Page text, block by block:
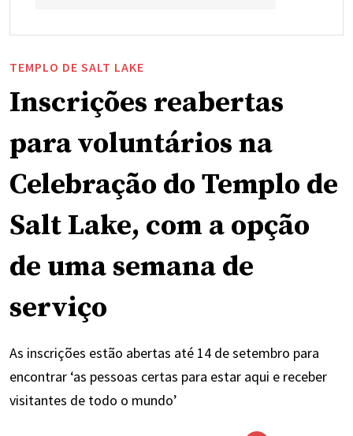
TEMPLO DE SALT LAKE
Inscrições reabertas
para voluntários na
Celebração do Templo de
Salt Lake, com a opção
de uma semana de
serviço
As inscrições estão abertas até 14 de setembro para
encontrar ‘as pessoas certas para estar aqui e receber
visitantes de todo o mundo’